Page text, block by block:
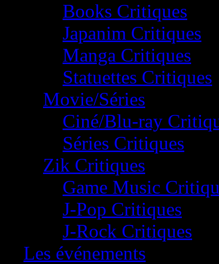
Books Critiques
Japanim Critiques
Manga Critiques
Statuettes Critiques
Movie/Séries
Ciné/Blu-ray
Séries Critiques
Zik Critiques
Game Music
J-Pop Critiques
J-Rock Critiques
Les événements